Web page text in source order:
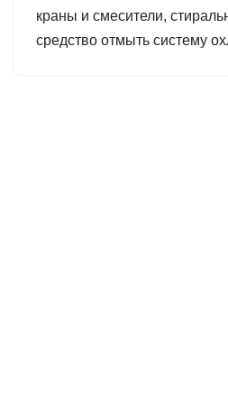
краны и смесители,
средство отмыть систему